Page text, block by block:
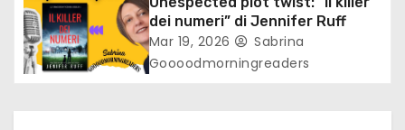
o
l
dei numeri” di Jennifer Ruff
Mar 19, 2026
Sabrina
Goooodmorningreaders